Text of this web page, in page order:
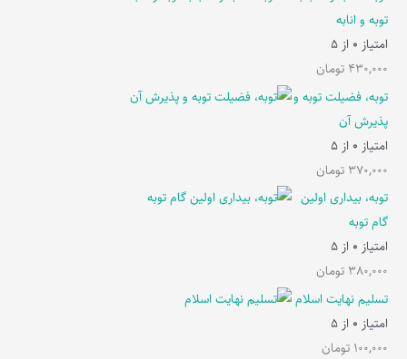
توبه و انابه
امتیاز 0 از 5
430,000 تومان
توبه، فضیلت توبه و
پذیرش آن
امتیاز 0 از 5
370,000 تومان
توبه، بیداری اولین
گام توبه
امتیاز 0 از 5
380,000 تومان
تسلیم نهایت اسلام
امتیاز 0 از 5
100,000 تومان